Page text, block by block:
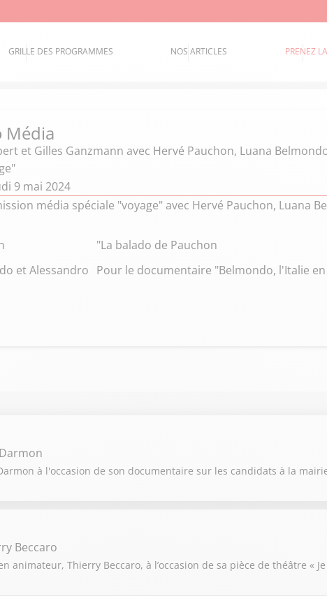
GRILLE DES PROGRAMMES NOS ARTICLES PRENEZ
Média
et Gilles Ganzmann avec Hervé Pauchon, Luana
9 mai 2024
média spéciale "voyage" avec Hervé Pauchon, Luana
"La balado de Pauchon
et Alessandro Pour le documentaire "Belmondo, l'Italie
à l'occasion de son documentaire sur les candidats à la
Beccaro
animateur, Thierry Beccaro, à l’occasion de sa pièce de théâtre «